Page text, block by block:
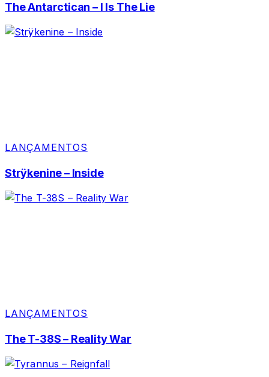
The Antarctican – I Is The Lie
LANÇAMENTOS
Strÿkenine – Inside
LANÇAMENTOS
The T-38S – Reality War